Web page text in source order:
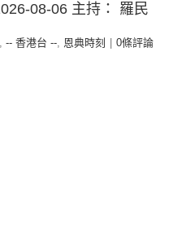
08-06 主持： 羅民
, -- 香港台 --, 恩典時刻 0條評論